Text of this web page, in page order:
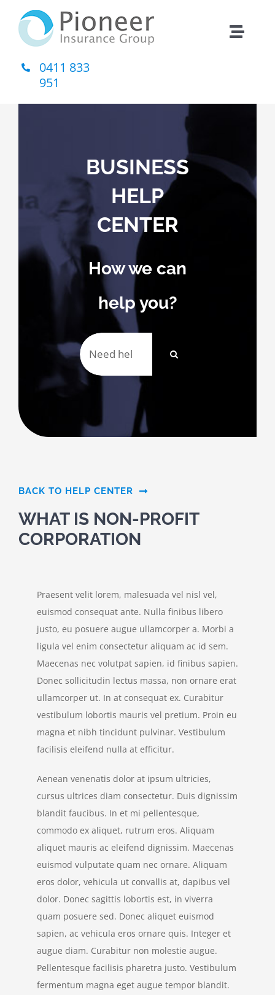
content
Toggle
About Us
Contact
0411 833
951
BUSINESS
HELP
CENTER
How we can
help you?
Search
for:
BACK TO HELP CENTER
WHAT IS NON-PROFIT
CORPORATION
Praesent velit lorem, malesuada vel nisl vel,
euismod consequat ante. Nulla finibus libero
justo, eu posuere augue ullamcorper a. Morbi a
ligula vel enim consectetur aliquam ac id sem.
Maecenas nec volutpat sapien, id finibus sapien.
Donec sollicitudin lectus massa, non ornare erat
ullamcorper ut. In at consequat ex. Curabitur
vestibulum lobortis mauris vel pretium. Proin eu
magna et nibh tincidunt pulvinar. Vestibulum
facilisis eleifend nulla at efficitur.
Aenean venenatis dolor at ipsum ultricies,
cursus ultrices diam consectetur. Duis dignissim
blandit faucibus. In et mi pellentesque,
commodo ex aliquet, rutrum eros. Aliquam
aliquet mauris ac eleifend dignissim. Maecenas
euismod vulputate quam nec ornare. Aliquam
eros dolor, vehicula ut convallis at, dapibus vel
dolor. Donec sagittis lobortis est, in viverra
quam posuere sed. Donec aliquet euismod
sapien, ac vehicula eros ornare quis. Integer et
augue diam. Curabitur non molestie augue.
Pellentesque facilisis pharetra justo. Vestibulum
fermentum magna eget augue tempor blandit.